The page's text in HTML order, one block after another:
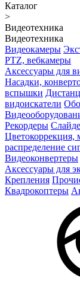
Каталог
>
Видеотехника
Видеотехника
Видеокамеры
PTZ, вебкамеры
Аксессуары для
Насадки,
вспышки
видоискатели
Рекордеры
Цветокоррекция,
распределение
Видеоконвертеры
Аксессуары для
Крепления
Квадрокоптеры